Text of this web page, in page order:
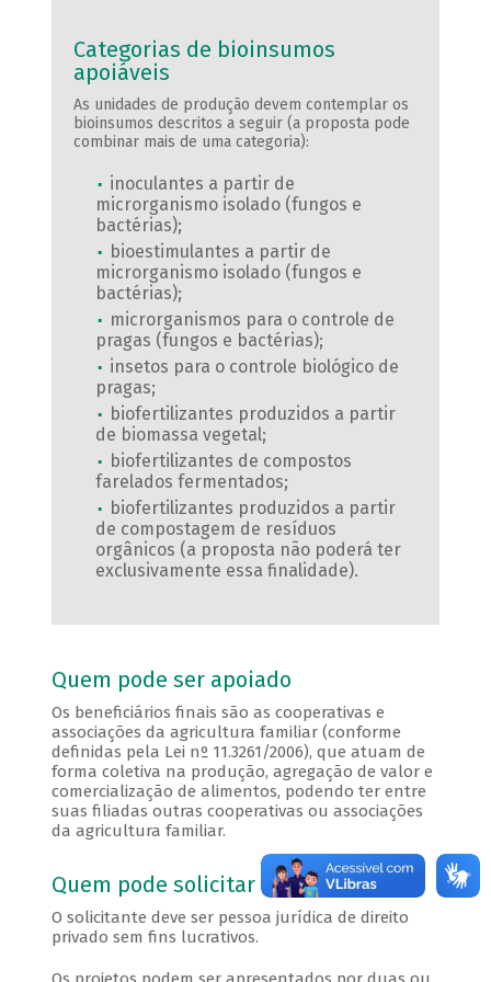
Categorias de bioinsumos
apoiáveis
As unidades de produção devem contemplar os
bioinsumos descritos a seguir (a proposta pode
combinar mais de uma categoria):
inoculantes a partir de
microrganismo isolado (fungos e
bactérias);
bioestimulantes a partir de
microrganismo isolado (fungos e
bactérias);
microrganismos para o controle de
pragas (fungos e bactérias);
insetos para o controle biológico de
pragas;
biofertilizantes produzidos a partir
de biomassa vegetal;
biofertilizantes de compostos
farelados fermentados;
biofertilizantes produzidos a partir
de compostagem de resíduos
orgânicos (a proposta não poderá ter
exclusivamente essa finalidade).
Quem pode ser apoiado
Os beneficiários finais são as cooperativas e
associações da agricultura familiar (conforme
definidas pela Lei nº 11.3261/2006), que atuam de
forma coletiva na produção, agregação de valor e
comercialização de alimentos, podendo ter entre
suas filiadas outras cooperativas ou associações
da agricultura familiar.
Quem pode solicitar
O solicitante deve ser pessoa jurídica de direito
privado sem fins lucrativos.